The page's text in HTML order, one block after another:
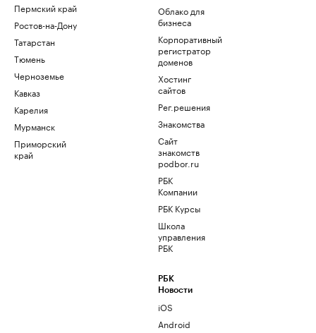
Пермский край
Ростов-на-Дону
Татарстан
Тюмень
Черноземье
Кавказ
Карелия
Мурманск
Приморский
край
Облако для
бизнеса
Корпоративный
регистратор
доменов
Хостинг
сайтов
Рег.решения
Знакомства
Сайт
знакомств
podbor.ru
РБК
Компании
РБК Курсы
Школа
управления
РБК
РБК
Новости
iOS
Android